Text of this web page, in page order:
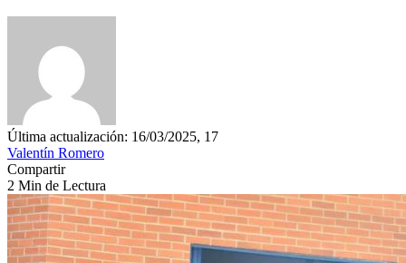
Última actualización: 16/03/2025, 17
Valentín Romero
Compartir
2 Min de Lectura